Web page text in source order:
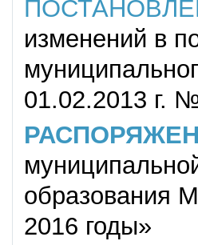
изменений в
01.02.2013 г.
образования
2016 годы»